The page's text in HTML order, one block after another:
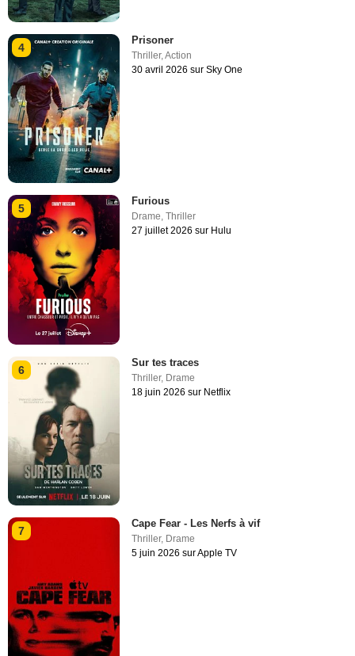
4
Prisoner
Thriller,Action
30 avril 2026 sur Sky One
5
Furious
Drame,Thriller
27 juillet 2026 sur Hulu
6
Sur tes traces
Thriller, Drame
18 juin 2026 sur Netflix
7
Cape Fear - Les Nerfs à vif
Thriller, Drame
5 juin 2026 sur Apple TV